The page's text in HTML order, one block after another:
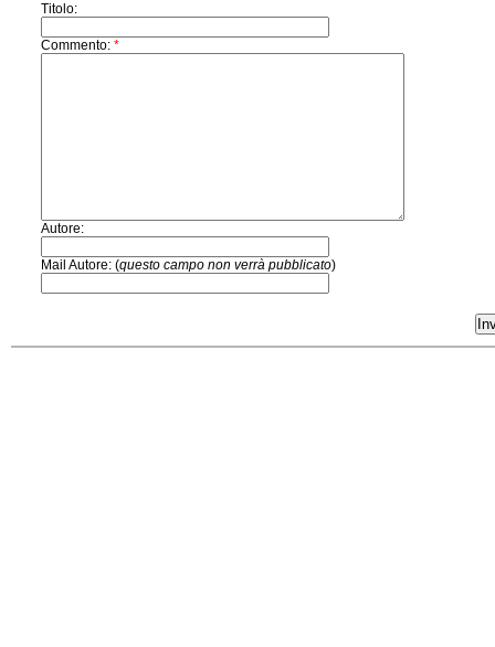
Titolo:
Commento: *
Autore:
Mail Autore: (questo campo non verrà pubblicato)